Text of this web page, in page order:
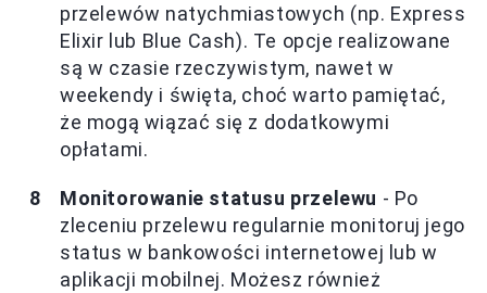
przelewów natychmiastowych (np. Express
Elixir lub Blue Cash). Te opcje realizowane
są w czasie rzeczywistym, nawet w
weekendy i święta, choć warto pamiętać,
że mogą wiązać się z dodatkowymi
opłatami.
Monitorowanie statusu przelewu - Po
zleceniu przelewu regularnie monitoruj jego
status w bankowości internetowej lub w
aplikacji mobilnej. Możesz również